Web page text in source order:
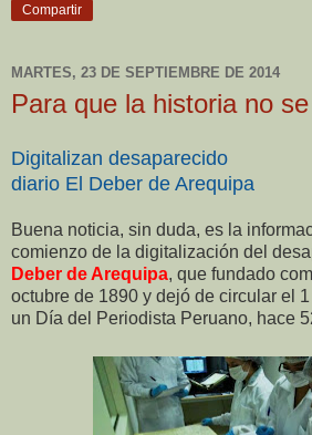
Compartir
MARTES, 23 DE SEPTIEMBRE DE 2014
Para que la historia no
Digitalizan desaparecido
diario El Deber de Arequipa
Buena noticia, sin duda, es la
comienzo de la digitalización del
Deber de Arequipa, que fundado
octubre de 1890 y dejó de circular el
un Día del Periodista Peruano, hace